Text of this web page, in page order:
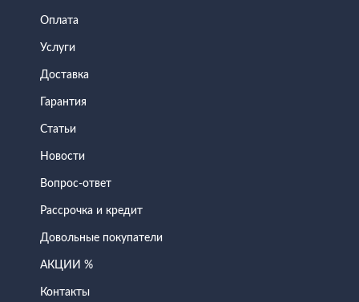
Оплата
Услуги
Доставка
Гарантия
Статьи
Новости
Вопрос-ответ
Рассрочка и кредит
Довольные покупатели
АКЦИИ %
Контакты